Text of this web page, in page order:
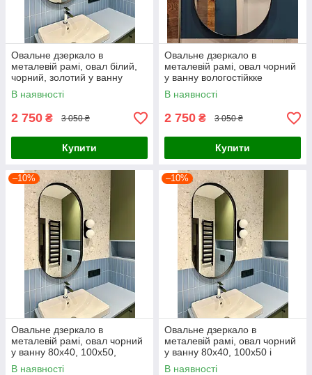
Овальне дзеркало в
металевій рамі, овал білий,
чорний, золотий у ванну
В наявності
2 750 ₴ 3 050 ₴
Купити
Овальне дзеркало в
металевій рамі, овал чорний
у ванну вологостійкке
В наявності
2 750 ₴ 3 050 ₴
Купити
–10%
Овальне дзеркало в
металевій рамі, овал чорний
у ванну 80х40, 100х50,
120х60
В наявності
–10%
Овальне дзеркало в
металевій рамі, овал чорний
у ванну 80х40, 100х50 і
120х60 см
В наявності